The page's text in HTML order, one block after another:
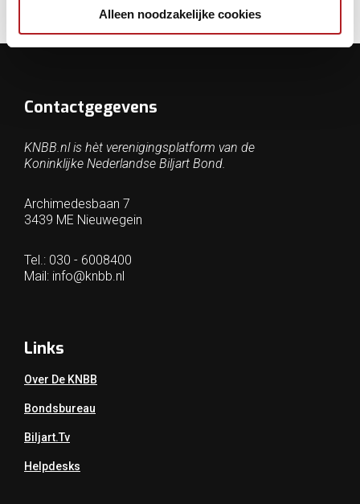
Alleen noodzakelijke cookies
Contactgegevens
KNBB.nl is hèt verenigingsplatform van de
Koninklijke Nederlandse Biljart Bond.
Archimedesbaan 7
3439 ME Nieuwegein
Tel.: 030 - 6008400
Mail: info@knbb.nl
Links
Over De KNBB
Bondsbureau
Biljart.tv
Helpdesks